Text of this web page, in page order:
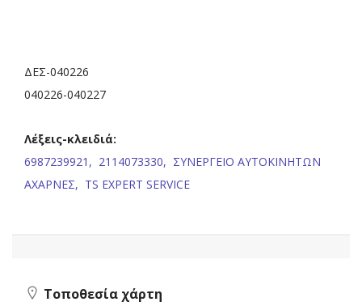
ΔΕΣ-040226
040226-040227
Λέξεις-κλειδιά:
6987239921, 2114073330, ΣΥΝΕΡΓΕΙΟ ΑΥΤΟΚΙΝΗΤΩΝ
ΑΧΑΡΝΕΣ, TS EXPERT SERVICE
Τοποθεσία χάρτη